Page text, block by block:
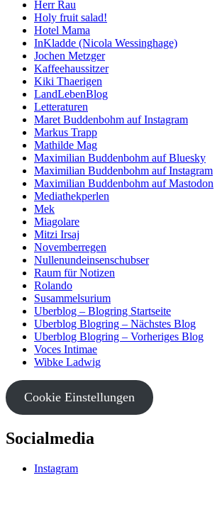
Herr Rau
Holy fruit salad!
Hotel Mama
InKladde (Nicola Wessinghage)
Jochen Metzger
Kaffeehaussitzer
Kiki Thaerigen
LandLebenBlog
Letteraturen
Maret Buddenbohm auf Instagram
Markus Trapp
Mathilde Mag
Maximilian Buddenbohm auf Bluesky
Maximilian Buddenbohm auf Instagram
Maximilian Buddenbohm auf Mastodon
Mediathekperlen
Mek
Miagolare
Mitzi Irsaj
Novemberregen
Nullenundeinsenschubser
Raum für Notizen
Rolando
Susammelsurium
Uberblog – Blogring Startseite
Uberblog Blogring – Nächstes Blog
Uberblog Blogring – Vorheriges Blog
Voces Intimae
Wibke Ladwig
Cookie Einstellungen
Socialmedia
Instagram